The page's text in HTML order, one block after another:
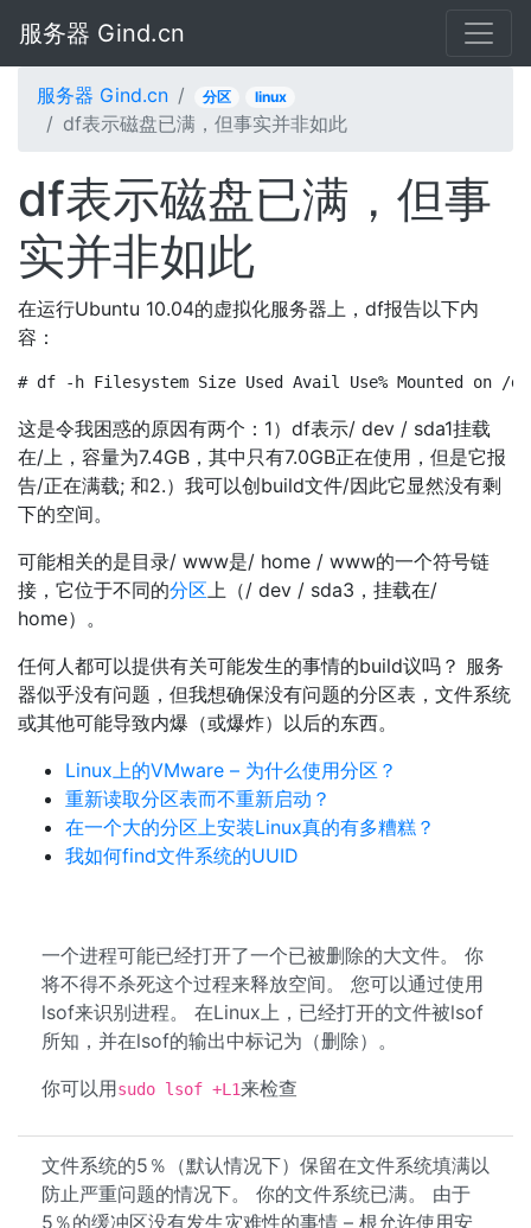
服务器 Gind.cn
服务器 Gind.cn 分区 linux
df表示磁盘已满，但事实并非如此
df表示磁盘已满，但事
实并非如此
在运行Ubuntu 10.04的虚拟化服务器上​​，df报告以下内
容：
# df -h Filesystem Size Used Avail Use% Mounted on /
这是令我困惑的原因有两个：1）df表示/ dev / sda1挂载
在/上，容量为7.4GB，其中只有7.0GB正在使用，但是它报
告/正在满载; 和2.）我可以创build文件/因此它显然没有剩
下的空间。
可能相关的是目录/ www是/ home / www的一个符号链
接，它位于不同的分区上（/ dev / sda3，挂载在/
home）。
任何人都可以提供有关可能发生的事情的build议吗？ 服务
器似乎没有问题，但我想确保没有问题的分区表，文件系统
或其他可能导致内爆（或爆炸）以后的东西。
Linux上的VMware – 为什么使用分区？
重新读取分区表而不重新启动？
在一个大的分区上安装Linux真的有多糟糕？
我如何find文件系统的UUID
一个进程可能已经打开了一个已被删除的大文件。 你
将不得不杀死这个过程来释放空间。 您可以通过使用
lsof来识别进程。 在Linux上，已经打开的文件被lsof
所知，并在lsof的输出中标记为（删除）。
你可以用sudo lsof +L1来检查
文件系统的5％（默认情况下）保留在文件系统填满以
防止严重问题的情况下。 你的文件系统已满。 由于
5％的缓冲区没有发生灾难性的事情 – 根允许使用安